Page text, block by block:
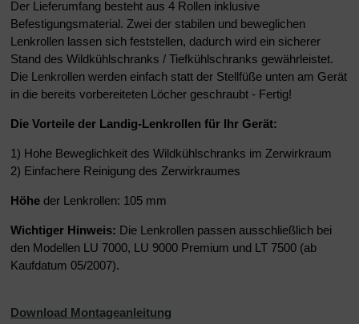
Der Lieferumfang besteht aus 4 Rollen inklusive
Befestigungsmaterial. Zwei der stabilen und beweglichen
Lenkrollen lassen sich feststellen, dadurch wird ein sicherer
Stand des Wildkühlschranks / Tiefkühlschranks gewährleistet.
Die Lenkrollen werden einfach statt der Stellfüße unten am Gerät
in die bereits vorbereiteten Löcher geschraubt - Fertig!
Die Vorteile der Landig-Lenkrollen für Ihr Gerät:
1) Hohe Beweglichkeit des Wildkühlschranks im Zerwirkraum
2) Einfachere Reinigung des Zerwirkraumes
Höhe der Lenkrollen: 105 mm
Wichtiger Hinweis: Die Lenkrollen passen ausschließlich bei
den Modellen LU 7000, LU 9000 Premium und LT 7500 (ab
Kaufdatum 05/2007).
Download Montageanleitung